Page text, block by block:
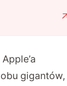
gigantów,